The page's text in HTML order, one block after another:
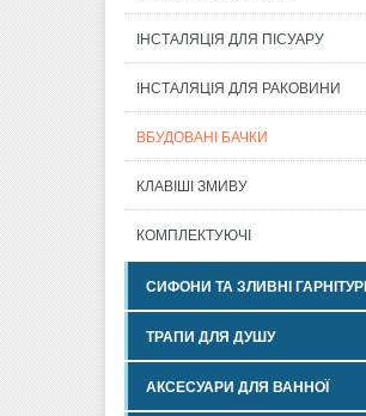
ІНСТАЛЯЦІЯ ДЛЯ ПІСУАРУ
ІНСТАЛЯЦІЯ ДЛЯ РАКОВИНИ
ВБУДОВАНІ БАЧКИ
КЛАВІШІ ЗМИВУ
КОМПЛЕКТУЮЧІ
СИФОНИ ТА ЗЛИВНІ
ТРАПИ ДЛЯ ДУШУ
АКСЕСУАРИ ДЛЯ ВАННОЇ